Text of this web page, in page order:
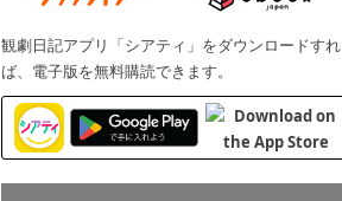
観劇日記アプリ「シアティ」をダウンロードすれ
ば、電子版を無料購読できます。